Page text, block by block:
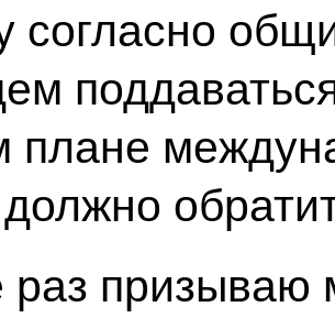
согласно
плане
призываю